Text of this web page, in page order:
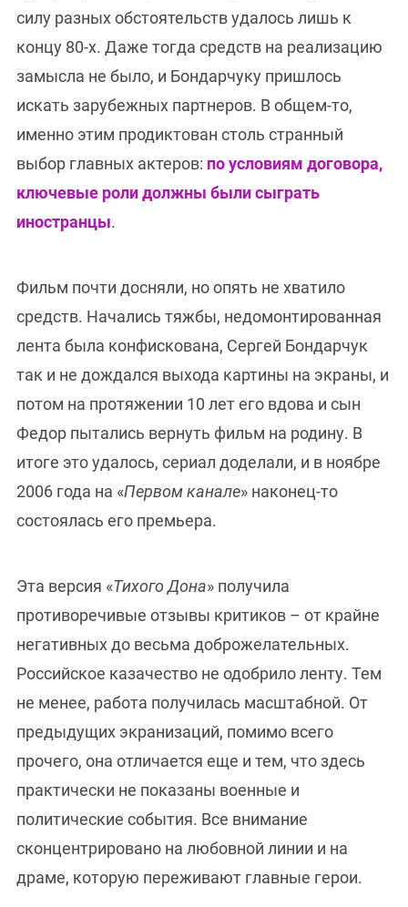
силу разных обстоятельств удалось лишь к
концу 80-х. Даже тогда средств на реализацию
замысла не было, и Бондарчуку пришлось
искать зарубежных партнеров. В общем-то,
именно этим продиктован столь странный
выбор главных актеров: по условиям договора,
ключевые роли должны были сыграть
иностранцы.
Фильм почти досняли, но опять не хватило
средств. Начались тяжбы, недомонтированная
лента была конфискована, Сергей Бондарчук
так и не дождался выхода картины на экраны, и
потом на протяжении 10 лет его вдова и сын
Федор пытались вернуть фильм на родину. В
итоге это удалось, сериал доделали, и в ноябре
2006 года на «Первом канале» наконец-то
состоялась его премьера.
Эта версия «Тихого Дона» получила
противоречивые отзывы критиков – от крайне
негативных до весьма доброжелательных.
Российское казачество не одобрило ленту. Тем
не менее, работа получилась масштабной. От
предыдущих экранизаций, помимо всего
прочего, она отличается еще и тем, что здесь
практически не показаны военные и
политические события. Все внимание
сконцентрировано на любовной линии и на
драме, которую переживают главные герои.